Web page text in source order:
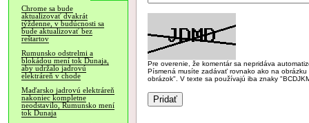
Chrome sa bude
aktualizovať dvakrát
týždenne, v budúcnosti sa
bude aktualizovať bez
reštartov
Rumunsko odstrelmi a
blokádou mení tok Dunaja,
aby udržalo jadrovú
elektráreň v chode
Maďarsko jadrovú elektráreň
nakoniec kompletne
neodstavilo, Rumunsko mení
tok Dunaja
Pre overenie, že komentár sa nepridáva
Písmená musíte zadávať rovnako ako na
obrázok". V texte sa používajú iba znaky